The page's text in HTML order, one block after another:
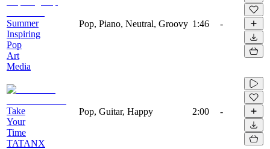
Summer
Inspiring
Pop
Art
Media
Pop, Piano, Neutral, Groovy 1:46 -
Take
Your
Time
TATANX
Pop, Guitar, Happy 2:00 -